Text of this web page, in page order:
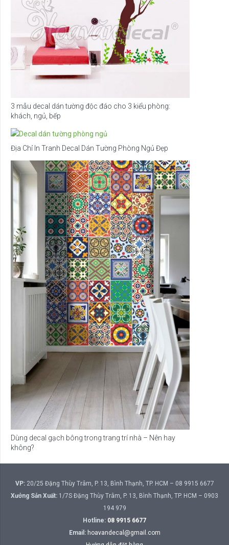
3 mẫu decal dán tường độc đáo cho 3 kiểu phòng:
khách, ngủ, bếp
Địa Chỉ In Tranh Decal Dán Tường Phòng Ngủ Đẹp
Dùng decal gạch bông trong trang trí nhà – Nên hay
không?
VP:20/25 Đặng Thùy Trâm, P. 13, Bình Thạnh, TP. HCM – 08 9915 6677
Xưởng Sản Xuất: 1/7S Đặng Thùy Trâm, P. 13, Bình Thạnh, TP. HCM – 0903
194 979
Hotline: 08 9915 6677
Email: hoavandecal@gmail.com